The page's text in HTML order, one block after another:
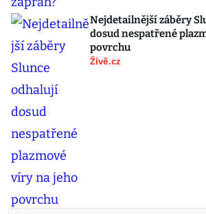
Nejdetailnější záběry
dosud nespatřené
povrchu
Živě.cz